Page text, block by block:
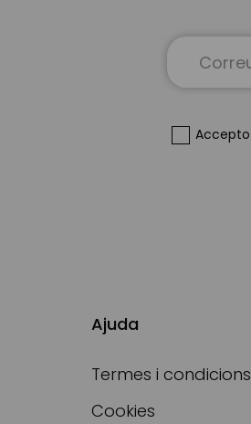
Accepto
Ajuda
Termes i condicions
Cookies